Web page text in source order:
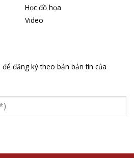
Học đồ họa
Video
đăng ký theo bản bản tin của